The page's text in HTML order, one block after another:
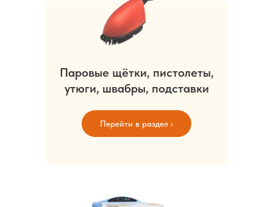
Паровые щётки, пистолеты,
утюги, швабры, подставки
Перейти в раздел ›